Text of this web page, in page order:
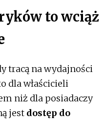
to wciąż
tracą na wydajności
dla właścicieli
niż dla posiadaczy
jest dostęp do